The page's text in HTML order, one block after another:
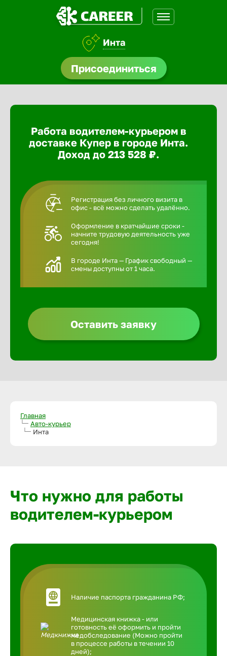
Инта
Присоединиться
Работа водителем-курьером в
доставке Купер в городе Инта.
Доход до 213 528 ₽.
Регистрация без личного визита в
офис - всё можно сделать удалённо.
Оформление в кратчайшие сроки -
начните трудовую деятельность уже
сегодня!
В городе Инта — График свободный —
смены доступны от 1 часа.
Оставить заявку
Главная
Авто-курьер
Инта
Что нужно для работы
водителем-курьером
Наличие паспорта гражданина РФ;
Медицинская книжка - или
готовность её оформить и пройти
медобследование (Можно пройти
в процессе работы в течении 10
дней);